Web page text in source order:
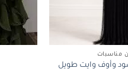
مناسبات
وأوف وايت طويل